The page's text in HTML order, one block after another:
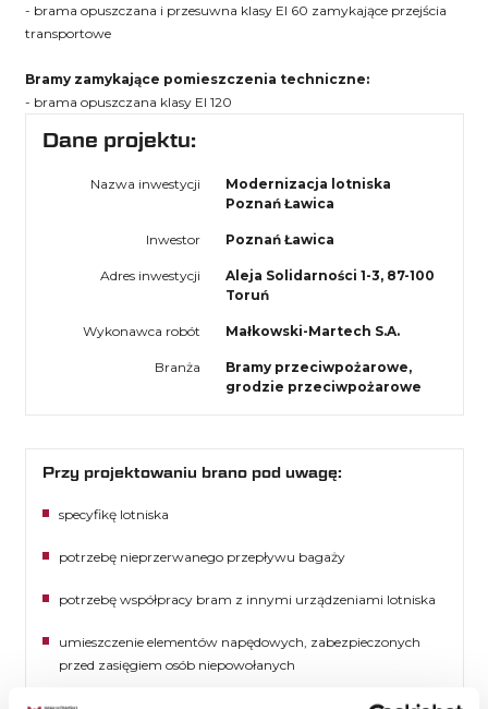
- brama opuszczana i przesuwna klasy EI 60 zamykające przejścia
transportowe
Bramy zamykające pomieszczenia techniczne:
- brama opuszczana klasy EI 120
Dane projektu:
Nazwa inwestycji
Modernizacja lotniska
Poznań Ławica
Inwestor Poznań Ławica
Adres inwestycji
Aleja Solidarności 1-3, 87-100
Toruń
Wykonawca robót Małkowski-Martech S.A.
Branża
Bramy przeciwpożarowe,
grodzie przeciwpożarowe
Przy projektowaniu brano pod uwagę:
specyfikę lotniska
potrzebę nieprzerwanego przepływu bagaży
potrzebę współpracy bram z innymi urządzeniami lotniska
umieszczenie elementów napędowych, zabezpieczonych
przed zasięgiem osób niepowołanych